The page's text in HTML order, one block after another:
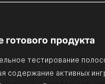
готового продукта
тестирование
содержание активных